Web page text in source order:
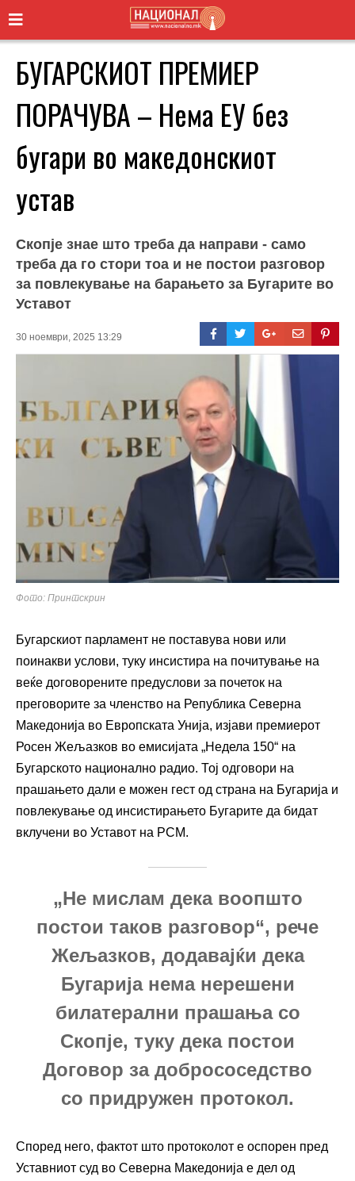
БУГАРСКИОТ ПРЕМИЕР
ПОРАЧУВА – Нема ЕУ без
бугари во македонскиот
устав
Скопје знае што треба да направи - само
треба да го стори тоа и не постои разговор
за повлекување на барањето за Бугарите во
Уставот
30 ноември, 2025 13:29
Фото: Принтскрин
Бугарскиот парламент не поставува нови или
поинакви услови, туку инсистира на почитување на
веќе договорените предуслови за почеток на
преговорите за членство на Република Северна
Македонија во Европската Унија, изјави премиерот
Росен Жељазков во емисијата „Недела 150“ на
Бугарското национално радио. Тој одговори на
прашањето дали е можен гест од страна на Бугарија и
повлекување од инсистирањето Бугарите да бидат
вклучени во Уставот на РСМ.
„Не мислам дека воопшто
постои таков разговор“, рече
Жељазков, додавајќи дека
Бугарија нема нерешени
билатерални прашања со
Скопје, туку дека постои
Договор за добрососедство
со придружен протокол.
Според него, фактот што протоколот е оспорен пред
Уставниот суд во Северна Македонија е дел од